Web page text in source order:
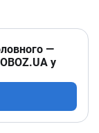
—
у